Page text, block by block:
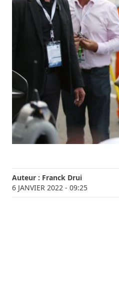
Auteur : Franck Drui
6 JANVIER 2022 - 09:25